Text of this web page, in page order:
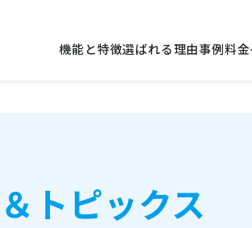
機能と特徴選ばれる理由事例料金
トピックス